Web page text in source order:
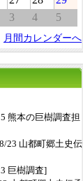
3 4 5
月間カレンダーへ
熊本の巨樹調査担
23 山都町郷土史伝
巨樹調査]